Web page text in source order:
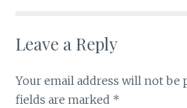
Leave a Reply
Your email address will not be
fields are marked *